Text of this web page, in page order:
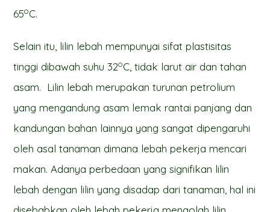
65oC.
Selain itu, lilin lebah mempunyai sifat plastisitas
tinggi dibawah suhu 32oC, tidak larut air dan tahan
asam. Lilin lebah merupakan turunan petrolium
yang mengandung asam lemak rantai panjang dan
kandungan bahan lainnya yang sangat dipengaruhi
oleh asal tanaman dimana lebah pekerja mencari
makan. Adanya perbedaan yang signifikan lilin
lebah dengan lilin yang disadap dari tanaman, hal ini